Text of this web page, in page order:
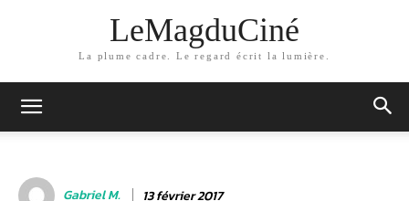
LeMagduCiné
La plume cadre. Le regard écrit la lumière.
Gabriel M. 13 février 2017